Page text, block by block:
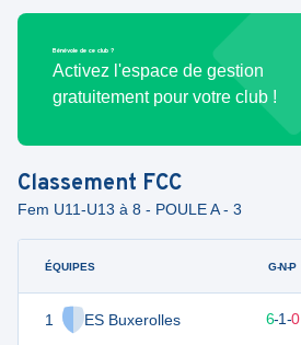
Bénévole de ce club ?
Activez l'espace de gestion
gratuitement pour votre club !
Classement FCC
Fem U11-U13 à 8 - POULE A - 3
ÉQUIPES
1 ES Buxerolles
G-N-P
6-1-0